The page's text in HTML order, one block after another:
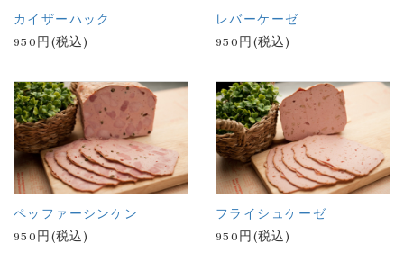
カイザーハック
950円(税込)
レバーケーゼ
950円(税込)
ペッファーシンケン
950円(税込)
フライシュケーゼ
950円(税込)